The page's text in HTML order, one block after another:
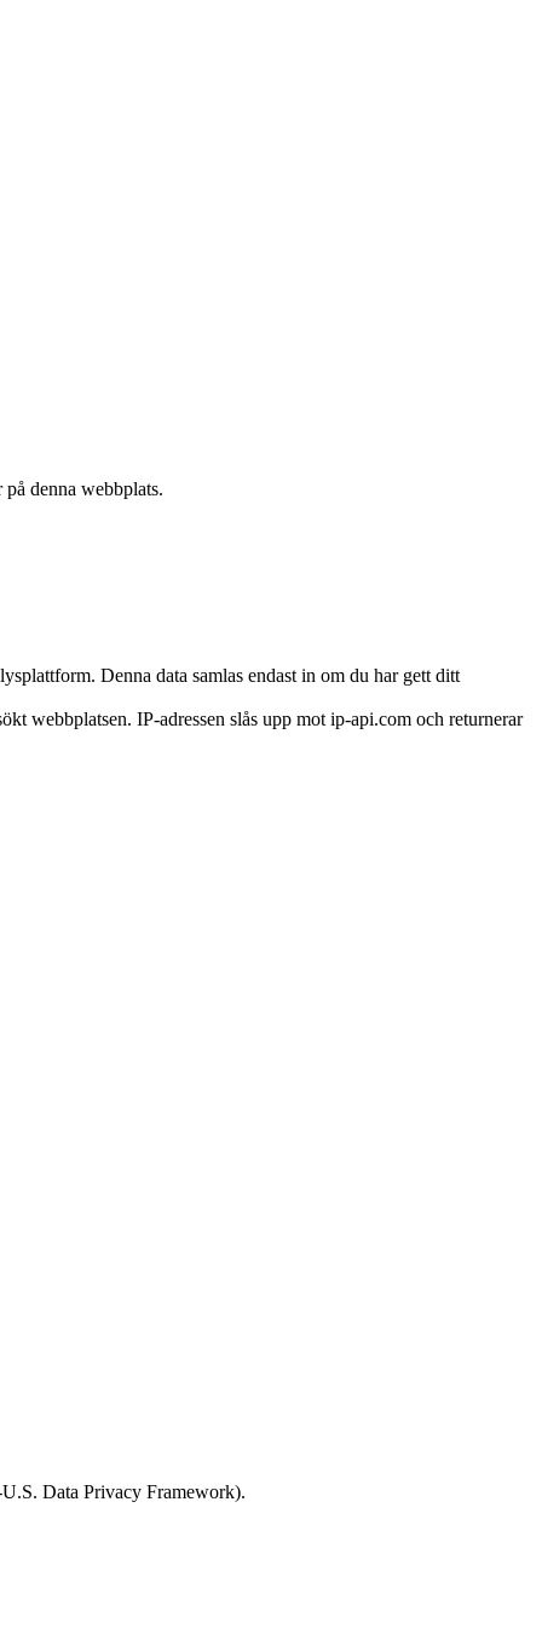
denna webbplats.
Denna data samlas endast in om du har gett ditt
webbplatsen. IP-adressen slås upp mot ip-api.com och returnerar
Data Privacy Framework).